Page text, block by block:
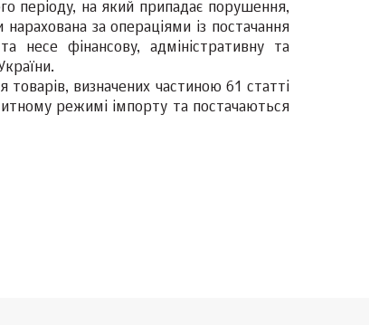
періоду, на який припадає порушення,
за операціями із постачання
несе фінансову, адміністративну та
визначених частиною 61 статті
режимі імпорту та постачаються